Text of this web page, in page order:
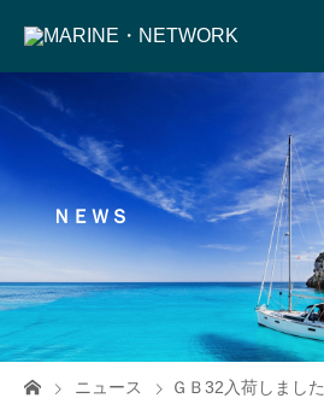
ＮＥＷＳ
ニュース ＧＢ32入荷しました